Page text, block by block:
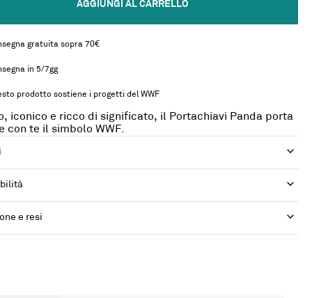
AGGIUNGI AL CARRELLO
gratuita sopra 70€
in 5/7gg
prodotto sostiene i progetti del WWF
iconico e ricco di significato, il Portachiavi Panda porta
con te il simbolo WWF.
e resi